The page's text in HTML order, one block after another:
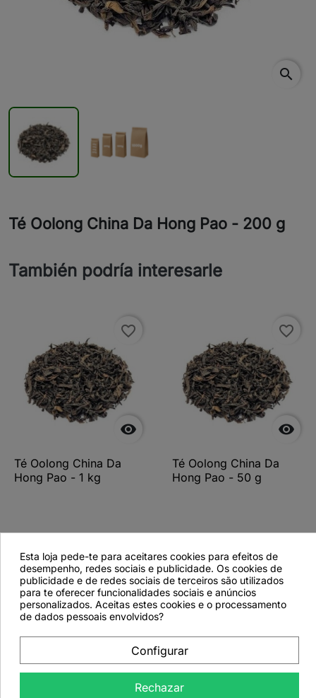
search
Té Oolong China Da Hong Pao - 200 g
También podría interesarle

favorite_border
Té Oolong China Da
Hong Pao - 1 kg

favorite_border
Té Oolong China Da
Hong Pao - 50 g
favorite_border
Esta loja pede-te para aceitares cookies para efeitos de
desempenho, redes sociais e publicidade. Os cookies de
publicidade e de redes sociais de terceiros são utilizados
para te oferecer funcionalidades sociais e anúncios
personalizados. Aceitas estes cookies e o processamento
de dados pessoais envolvidos?
Configurar
Rechazar